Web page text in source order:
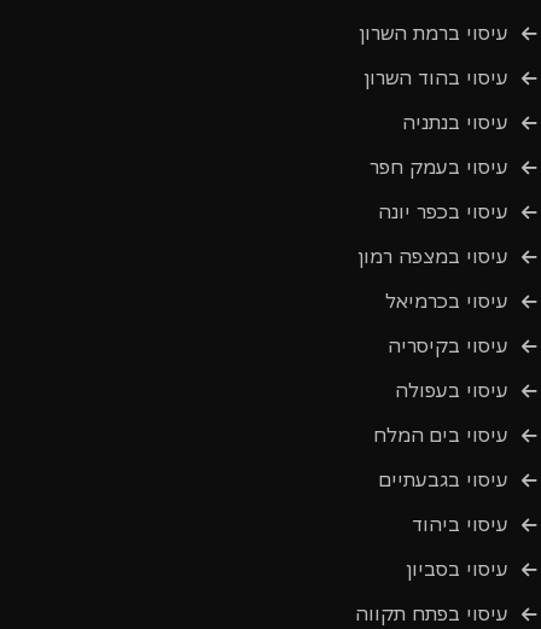
עיסוי ברמת השרון
עיסוי בהוד השרון
עיסוי בנתניה
עיסוי בעמק חפר
עיסוי בכפר יונה
עיסוי במצפה רמון
עיסוי בכרמיאל
עיסוי בקיסריה
עיסוי בעפולה
עיסוי בים המלח
עיסוי בגבעתיים
עיסוי ביהוד
עיסוי בסביון
עיסוי בפתח תקווה